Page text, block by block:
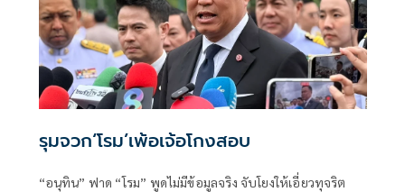
รุมจวก‘โรม’เพ้อเจ้อโกงสอบ
“อนุทิน” ฟาด “โรม” พูดไม่มีข้อมูลจริง จับโยงให้เอี่ยวทุจริต